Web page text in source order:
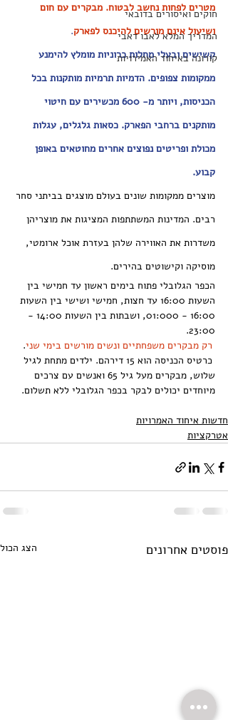
חוקים ואיסורים בדובאי
המדריך המלא לאבו דאבי
קורונה באיחוד האמירויות
מטרים לפחות נחשב לבטוח. מבקרים עם חום
ושיעול אינם מורשים להיכנס לפארק.
קשישים ובעלי מחלות כרוניות מומלץ להימנע
ממקומות צפופים. הדמיות תרמיות מותקנות בכל
הכניסות, ויותר מ- 600 מכשירים עם חיטוי
מותקנים ברחבי הפארק. כסאות גלגלים, עגלות
מכולת ופריטים נפוצים אחרים מחוטאים באופן
קבוע.
מוצרים ממקומות שונים בעולם מוצגים בביתני סחר
רבים. המדינות המשתתפות המציגות את מוצריהן
משדרות את האווירה שלהן בעזרת אוכל ארומטי,
מוסיקה וקישוטים בהירים.
הכפר הגלובלי פתוח בימים ראשון עד חמישי בין
השעות 16:00 עד חצות, חמישי ושישי בין השעות
16:00 - 01:000, ושבתות בין השעות 14:00 -
23:00.
רק מבקרים משפחתיים ונשים מורשים בימי שני.
כרטיס הכניסה הוא 15 דירהם. ילדים מתחת לגיל
שלוש, מבקרים מעל גיל 65 ואנשים עם צרכים
מיוחדים יכולים לבקר בכפר הגלובלי ללא תשלום.
חדשות איחוד האמרויות
אטרקציות
פוסטים אחרונים הצג הכול